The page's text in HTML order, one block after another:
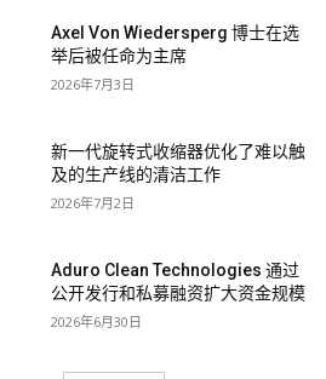
Axel Von Wiedersperg 博士在选
举后被任命为主席
2026年7月3日
新一代旋转式收缩器优化了难以触
及的生产线的清洁工作
2026年7月2日
Aduro Clean Technologies 通过
公开发行和私募融资扩大资金规模
2026年6月30日